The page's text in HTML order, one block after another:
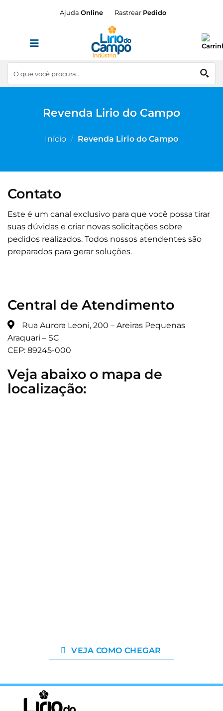
Ajuda Online Rastrear Pedido
Revenda Lirio do Campo
Início / Revenda Lirio do Campo
Contato
Este é um canal exclusivo para que você possa tirar
suas dúvidas e criar novas solicitações sobre
pedidos realizados. Todos nossos atendentes são
preparados para gerar soluções.
Central de Atendimento
Rua Aurora Leoni, 200 – Areiras Pequenas
Araquari – SC
CEP: 89245-000
Veja abaixo o mapa de
localização:
VEJA COMO CHEGAR